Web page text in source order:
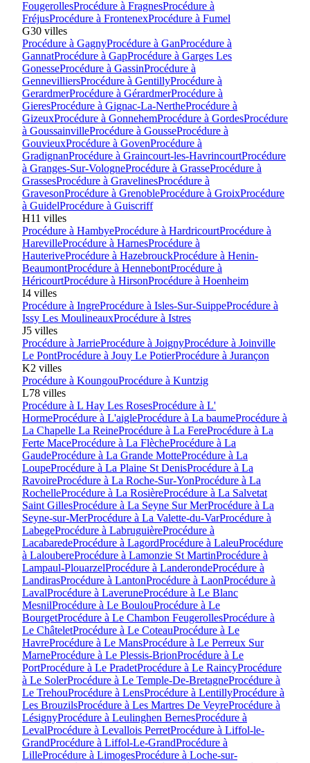
FougerollesProcédure à FragnesProcédure à
FréjusProcédure à FrontenexProcédure à Fumel
G30 villes
Procédure à GagnyProcédure à GanProcédure à
GannatProcédure à GapProcédure à Garges Les
GonesseProcédure à GassinProcédure à
GennevilliersProcédure à GentillyProcédure à
GerardmerProcédure à GérardmerProcédure à
GieresProcédure à Gignac-La-NertheProcédure à
GizeuxProcédure à GonnehemProcédure à GordesProcédure
à GoussainvilleProcédure à GousseProcédure à
GouvieuxProcédure à GovenProcédure à
GradignanProcédure à Graincourt-les-HavrincourtProcédure
à Granges-Sur-VologneProcédure à GrasseProcédure à
GrassesProcédure à GravelinesProcédure à
GravesonProcédure à GrenobleProcédure à GroixProcédure
à GuidelProcédure à Guiscriff
H11 villes
Procédure à HambyeProcédure à HardricourtProcédure à
HarevilleProcédure à HarnesProcédure à
HauteriveProcédure à HazebrouckProcédure à Henin-
BeaumontProcédure à HennebontProcédure à
HéricourtProcédure à HirsonProcédure à Hoenheim
I4 villes
Procédure à IngreProcédure à Isles-Sur-SuippeProcédure à
Issy Les MoulineauxProcédure à Istres
J5 villes
Procédure à JarrieProcédure à JoignyProcédure à Joinville
Le PontProcédure à Jouy Le PotierProcédure à Jurançon
K2 villes
Procédure à KoungouProcédure à Kuntzig
L78 villes
Procédure à L Hay Les RosesProcédure à L'
HormeProcédure à L'aigleProcédure à La baumeProcédure à
La Chapelle La ReineProcédure à La FereProcédure à La
Ferte MaceProcédure à La FlècheProcédure à La
GaudeProcédure à La Grande MotteProcédure à La
LoupeProcédure à La Plaine St DenisProcédure à La
RavoireProcédure à La Roche-Sur-YonProcédure à La
RochelleProcédure à La RosièreProcédure à La Salvetat
Saint GillesProcédure à La Seyne Sur MerProcédure à La
Seyne-sur-MerProcédure à La Valette-du-VarProcédure à
LabegeProcédure à LabruguièreProcédure à
LacabaredeProcédure à LagordProcédure à LaleuProcédure
à LaloubereProcédure à Lamonzie St MartinProcédure à
Lampaul-PlouarzelProcédure à LanderondeProcédure à
LandirasProcédure à LantonProcédure à LaonProcédure à
LavalProcédure à LaveruneProcédure à Le Blanc
MesnilProcédure à Le BoulouProcédure à Le
BourgetProcédure à Le Chambon FeugerollesProcédure à
Le ChâteletProcédure à Le CoteauProcédure à Le
HavreProcédure à Le MansProcédure à Le Perreux Sur
MarneProcédure à Le Plessis-BrionProcédure à Le
PortProcédure à Le PradetProcédure à Le RaincyProcédure
à Le SolerProcédure à Le Temple-De-BretagneProcédure à
Le TrehouProcédure à LensProcédure à LentillyProcédure à
Les BrouzilsProcédure à Les Martres De VeyreProcédure à
LésignyProcédure à Leulinghen BernesProcédure à
LevalProcédure à Levallois PerretProcédure à Liffol-le-
GrandProcédure à Liffol-Le-GrandProcédure à
LilleProcédure à LimogesProcédure à Loche-sur-